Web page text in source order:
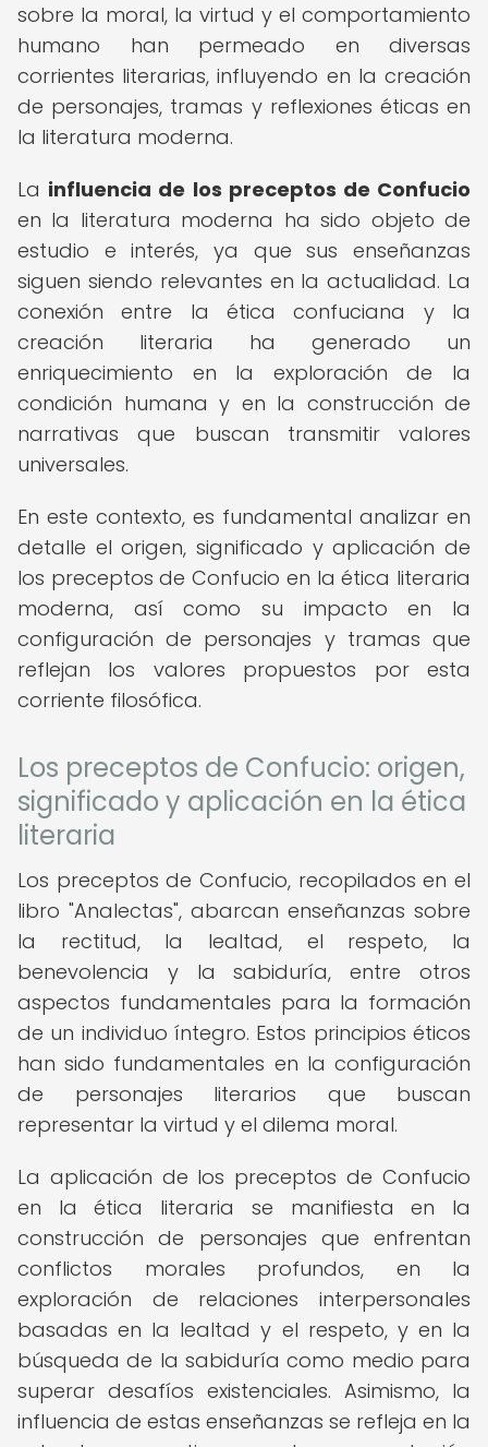
sobre la moral, la virtud y el comportamiento
humano han permeado en diversas
corrientes literarias, influyendo en la creación
de personajes, tramas y reflexiones éticas en
la literatura moderna.
La influencia de los preceptos de Confucio
en la literatura moderna ha sido objeto de
estudio e interés, ya que sus enseñanzas
siguen siendo relevantes en la actualidad. La
conexión entre la ética confuciana y la
creación literaria ha generado un
enriquecimiento en la exploración de la
condición humana y en la construcción de
narrativas que buscan transmitir valores
universales.
En este contexto, es fundamental analizar en
detalle el origen, significado y aplicación de
los preceptos de Confucio en la ética literaria
moderna, así como su impacto en la
configuración de personajes y tramas que
reflejan los valores propuestos por esta
corriente filosófica.
Los preceptos de Confucio: origen,
significado y aplicación en la ética
literaria
Los preceptos de Confucio, recopilados en el
libro "Analectas", abarcan enseñanzas sobre
la rectitud, la lealtad, el respeto, la
benevolencia y la sabiduría, entre otros
aspectos fundamentales para la formación
de un individuo íntegro. Estos principios éticos
han sido fundamentales en la configuración
de personajes literarios que buscan
representar la virtud y el dilema moral.
La aplicación de los preceptos de Confucio
en la ética literaria se manifiesta en la
construcción de personajes que enfrentan
conflictos morales profundos, en la
exploración de relaciones interpersonales
basadas en la lealtad y el respeto, y en la
búsqueda de la sabiduría como medio para
superar desafíos existenciales. Asimismo, la
influencia de estas enseñanzas se refleja en la